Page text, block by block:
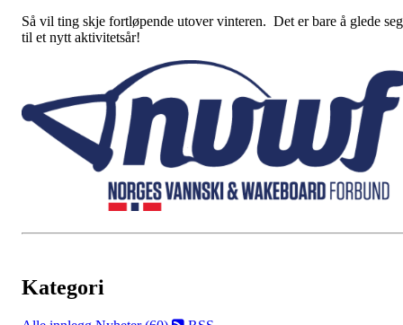
Så vil ting skje fortløpende utover vinteren. Det er bare å glede seg
til et nytt aktivitetsår!
Kategori